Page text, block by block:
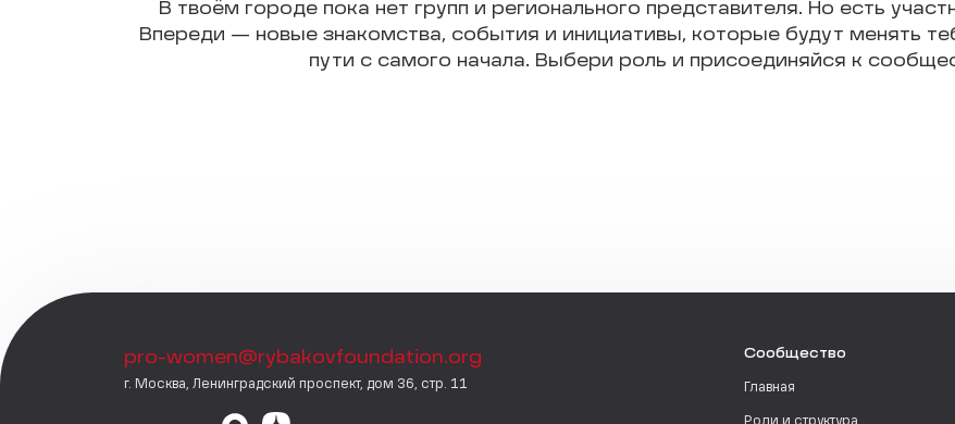
В твоём городе пока нет групп и регионального представителя. Но есть
Впереди — новые знакомства, события и инициативы, которые будут менять
пути с самого начала. Выбери роль и присоединяйся к
pro-women@rybakovfoundation.org
г. Москва, Ленинградский проспект, дом 36, стр. 11
Сообщество
Главная